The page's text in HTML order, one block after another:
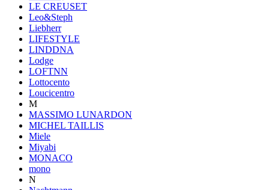
LE CREUSET
Leo&Steph
Liebherr
LIFESTYLE
LINDDNA
Lodge
LOFTNN
Lottocento
Loucicentro
M
MASSIMO LUNARDON
MICHEL TAILLIS
Miele
Miyabi
MONACO
mono
N